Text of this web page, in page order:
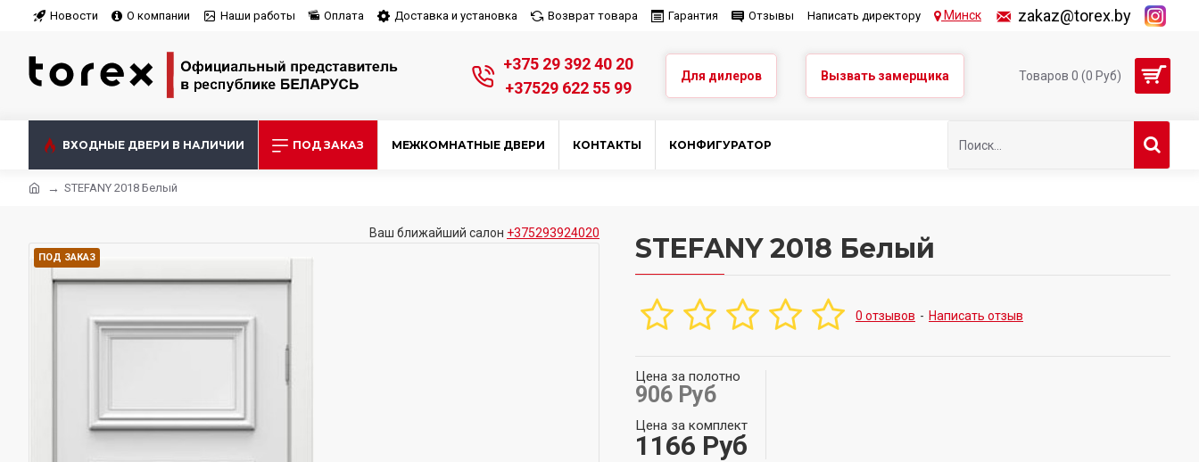
Новости О компании Наши работы Оплата Доставка и установка Возврат товара Гарантия Отзывы Написать директору Минск zakaz@torex.by
+375 29 392 40 20
+37529 622 55 99
Для дилеров Вызвать замерщика Товаров 0 (0 Руб)
ВХОДНЫЕ ДВЕРИ В НАЛИЧИИ ПОД ЗАКАЗ МЕЖКОМНАТНЫЕ ДВЕРИ КОНТАКТЫ КОНФИГУРАТОР
STEFANY 2018 Белый
Ваш ближайший салон +375293924020
ПОД ЗАКАЗ STEFANY 2018 Белый
0 отзывов - Написать отзыв
Цена за полотно
906 Руб
Цена за комплект
1166 Руб